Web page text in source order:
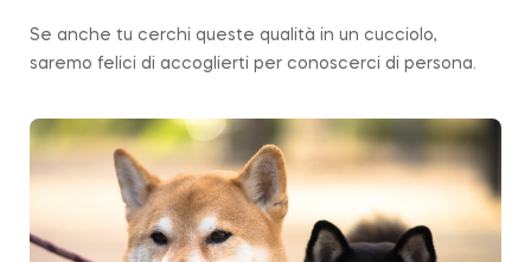
Se anche tu cerchi queste qualità in un cucciolo,
saremo felici di accoglierti per conoscerci di persona.